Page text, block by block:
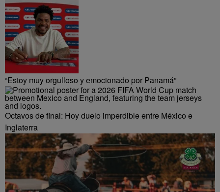
“Estoy muy orgulloso y emocionado por Panamá”
Octavos de final: Hoy duelo imperdible entre México e
Inglaterra